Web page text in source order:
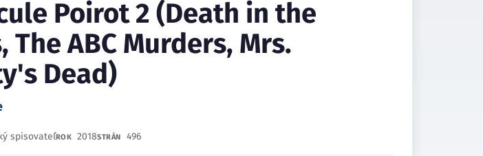
Poirot 2 (Death in the
The ABC Murders, Mrs.
Dead)
spisovateľROK 2018STRÁN 496